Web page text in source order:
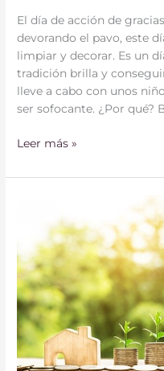
El día de acción de
devorando el pavo, este
limpiar y decorar. Es un
tradición brilla y
lleve a cabo con unos
ser sofocante. ¿Por qué?
Leer más »
Maneras
pagar
tu
hipoteca
más
rápido
¡y
es